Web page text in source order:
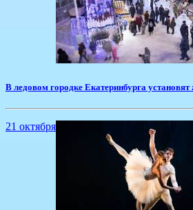
​В ледовом городке Екатеринбурга
21 октября